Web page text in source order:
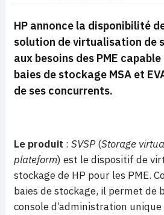
HP annonce la disponibilité
solution de virtualisation de
aux besoins des PME
baies de stockage MSA et
de ses concurrents.
Le produit : SVSP(Storage
plateform) est le dispositif de
stockage de HP pour les PME.
baies de stockage, il permet de
console d’administration